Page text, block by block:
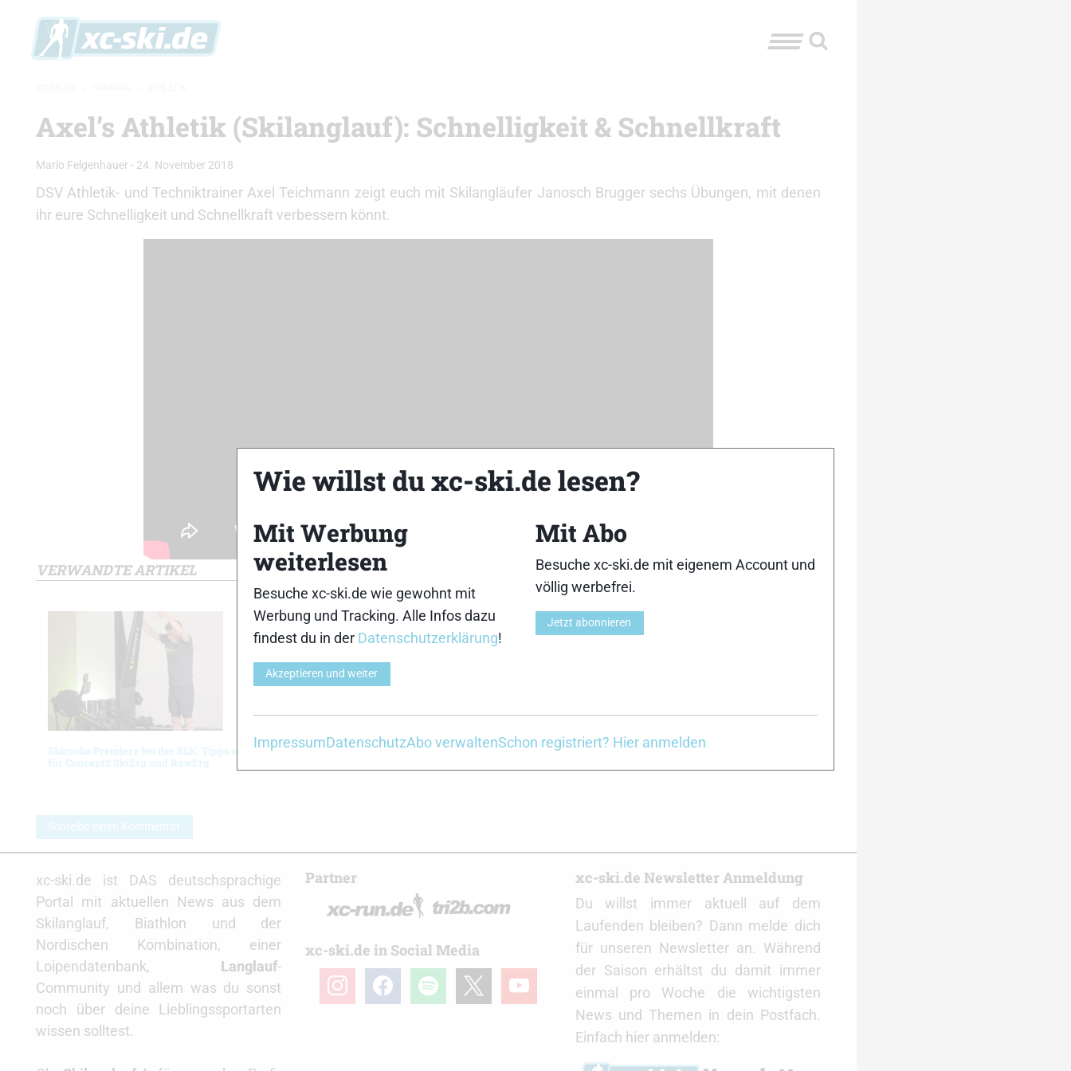
Axel’s Athletik (Skilanglauf): Schnelligkeit & Schnellkraft
Mario Felgenhauer - 24. November 2018
DSV Athletik- und Techniktrainer Axel Teichmann zeigt euch mit Skilangläufer Janosch Brugger sechs Übungen, mit denen
ihr eure Schnelligkeit und Schnellkraft verbessern könnt.
VERWANDTE ARTIKEL
Skirocks Premiere bei der SLK: Tipps und Tricks
für Concept2 SkiErg und RowErg
Athletiktraining: Übungsvideos mit den
Axel’s Athletik (Skilanglauf): Erwärmung für das
Zurück Weiter
Schreibe einen Kommentar
xc-ski.de ist DAS deutschsprachige
Portal mit aktuellen News aus dem
Skilanglauf, Biathlon und der
Nordischen Kombination, einer
Loipendatenbank, Langlauf-
Community und allem was du sonst
noch über deine Lieblingssportarten
wissen solltest.
Partner
xc-ski.de in Social Media
instagramfacebookspotify youtube
xc-ski.de Newsletter Anmeldung
Du willst immer aktuell auf dem
Laufenden bleiben? Dann melde dich
für unseren Newsletter an. Während
der Saison erhältst du damit immer
einmal pro Woche die wichtigsten
News und Themen in dein Postfach.
Einfach hier anmelden:
Wie willst du xc-ski.de lesen?
Mit Werbung
weiterlesen
Besuche xc-ski.de wie gewohnt mit
Werbung und Tracking. Alle Infos dazu
findest du in der Datenschutzerklärung!
Akzeptieren und weiter
Mit Abo
Besuche xc-ski.de mit eigenem Account und
völlig werbefrei.
Jetzt abonnieren
ImpressumDatenschutzAbo verwaltenSchon registriert? Hier anmelden